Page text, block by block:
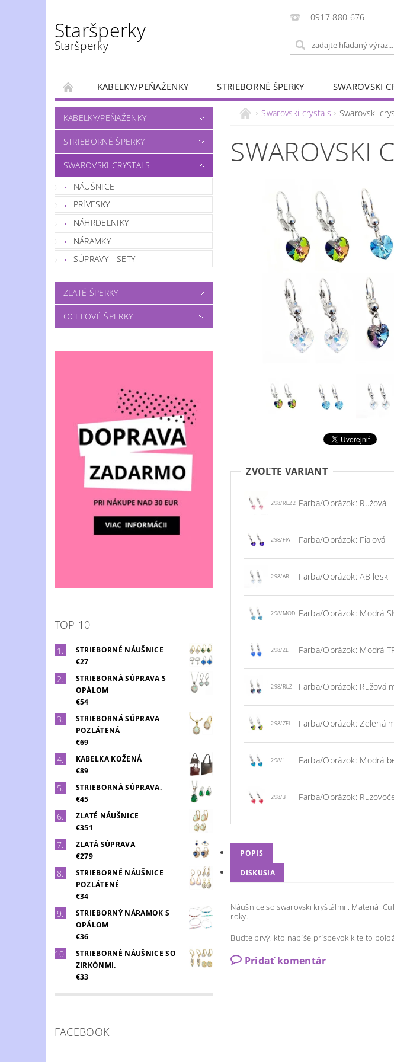
Staršperky
Staršperky
0917 880 676
KABELKY/PEŇAŽENKY STRIEBORNÉ ŠPERKY SWAROVSKI
KABELKY/PEŇAŽENKY
STRIEBORNÉ ŠPERKY
SWAROVSKI CRYSTALS
NÁUŠNICE
PRÍVESKY
NÁHRDELNIKY
NÁRAMKY
SÚPRAVY - SETY
ZLATÉ ŠPERKY
OCEĽOVÉ ŠPERKY
TOP 10
STRIEBORNÉ NÁUŠNICE
€27
STRIEBORNÁ SÚPRAVA S
OPÁLOM
€54
STRIEBORNÁ SÚPRAVA
POZLÁTENÁ
€69
KABELKA KOŽENÁ
€89
STRIEBORNÁ SÚPRAVA.
€45
ZLATÉ NÁUŠNICE
€351
ZLATÁ SÚPRAVA
€279
STRIEBORNÉ NÁUŠNICE
POZLÁTENÉ
€34
STRIEBORNÝ NÁRAMOK S
OPÁLOM
€36
STRIEBORNÉ NÁUŠNICE SO
ZIRKÓNMI.
€33
FACEBOOK
Swarovski crystals Swarovski
SWAROVSKI
ZVOĽTE VARIANT
298/RUZ2 Farba/Obrázok: Ružová
298/FIA Farba/Obrázok: Fialová
298/AB Farba/Obrázok: AB lesk
298/MOD Farba/Obrázok: Modrá
298/ZLT Farba/Obrázok: Modrá
298/RUZ Farba/Obrázok: Ružová
298/ZEL Farba/Obrázok: Zelená
298/1 Farba/Obrázok: Modrá
298/3 Farba/Obrázok:
POPIS
DISKUSIA
Náušnice so swarovski kryštálmi . Materiál
roky.
Buďte prvý, kto napíše príspevok k tejto
Pridať komentár